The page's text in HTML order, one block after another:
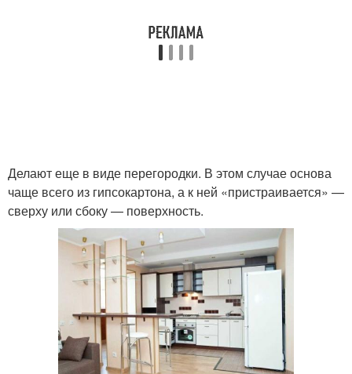
Делают еще в виде перегородки. В этом случае основа
чаще всего из гипсокартона, а к ней «пристраивается» —
сверху или сбоку — поверхность.